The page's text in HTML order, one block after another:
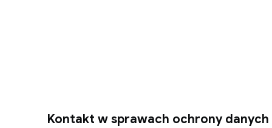
Kontakt w sprawach ochrony